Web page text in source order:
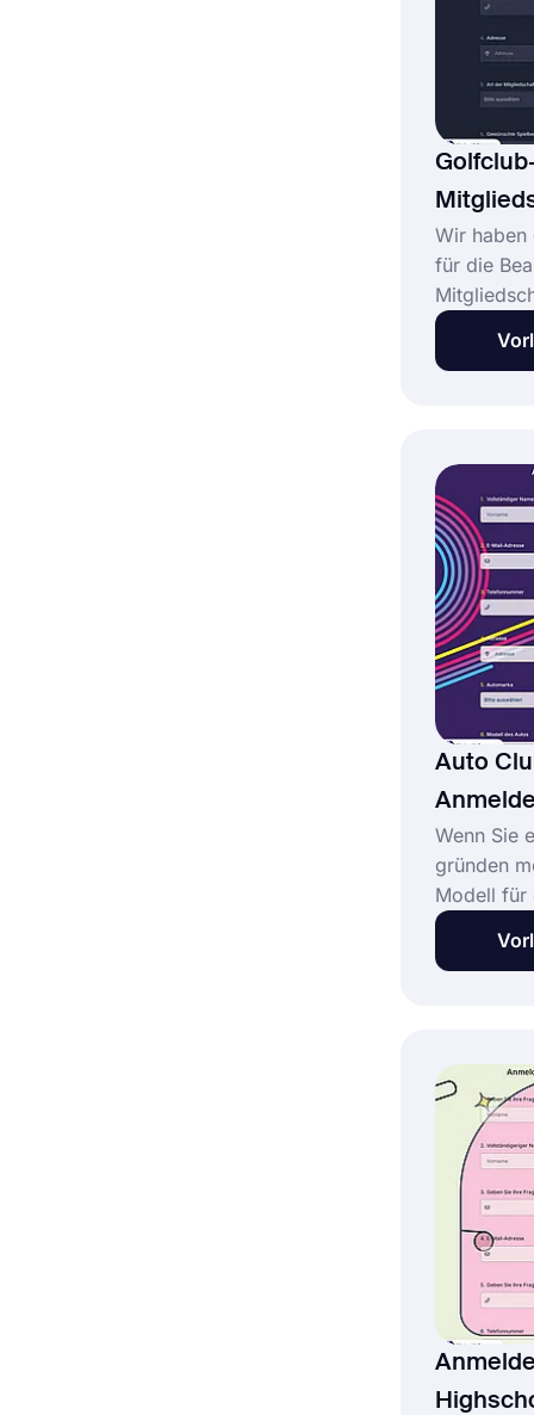
Wir haben
für die
erstellt.
die
beitreten.
diese
Mail, SMS
Auto
Wenn Sie
gründen
Modell für
für den
Zeit und